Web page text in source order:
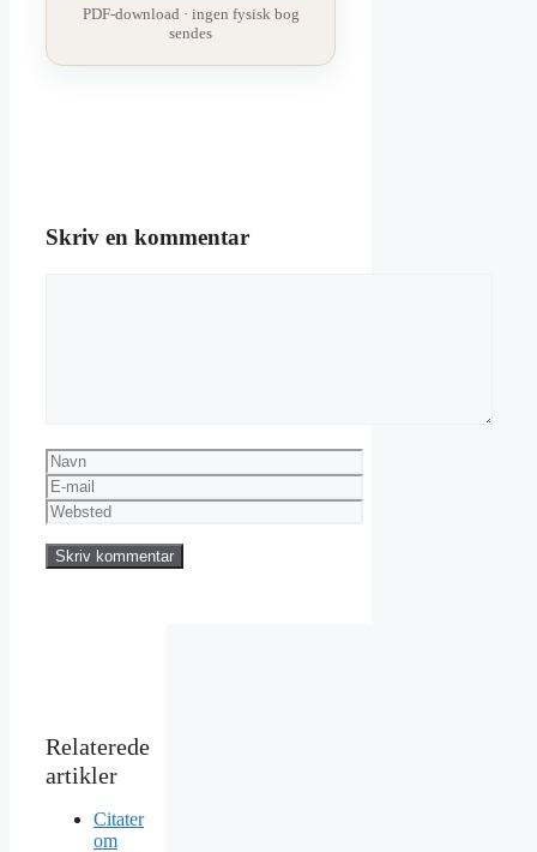
PDF-download · ingen fysisk bog
sendes
Skriv en kommentar
Navn
E-
mail
Websted
Citater
om